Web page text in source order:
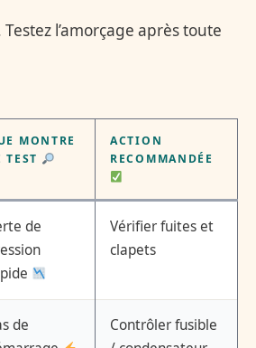
l’amorçage après toute
MONTRE
TEST
ACTION
RECOMMANDÉE
de
Vérifier fuites et
clapets
de
Contrôler fusible